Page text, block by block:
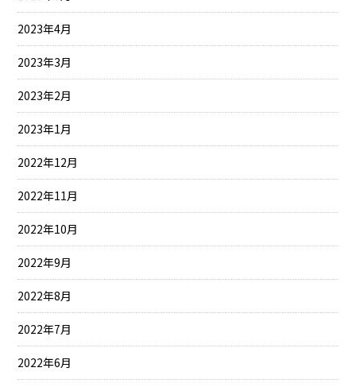
2023年4月
2023年3月
2023年2月
2023年1月
2022年12月
2022年11月
2022年10月
2022年9月
2022年8月
2022年7月
2022年6月